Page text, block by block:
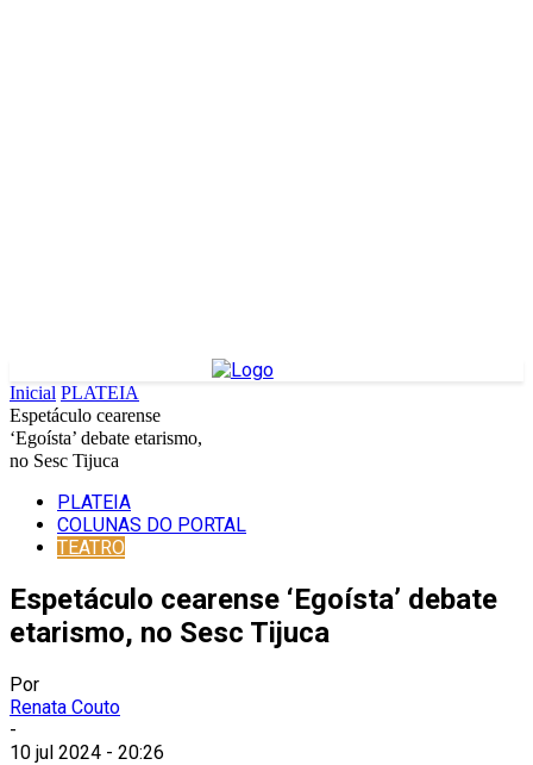
Inicial PLATEIA
Espetáculo cearense
‘Egoísta’ debate etarismo,
no Sesc Tijuca
PLATEIA
COLUNAS DO PORTAL
TEATRO
Espetáculo cearense ‘Egoísta’ debate
etarismo, no Sesc Tijuca
Por
Renata Couto
-
10 jul 2024 - 20:26